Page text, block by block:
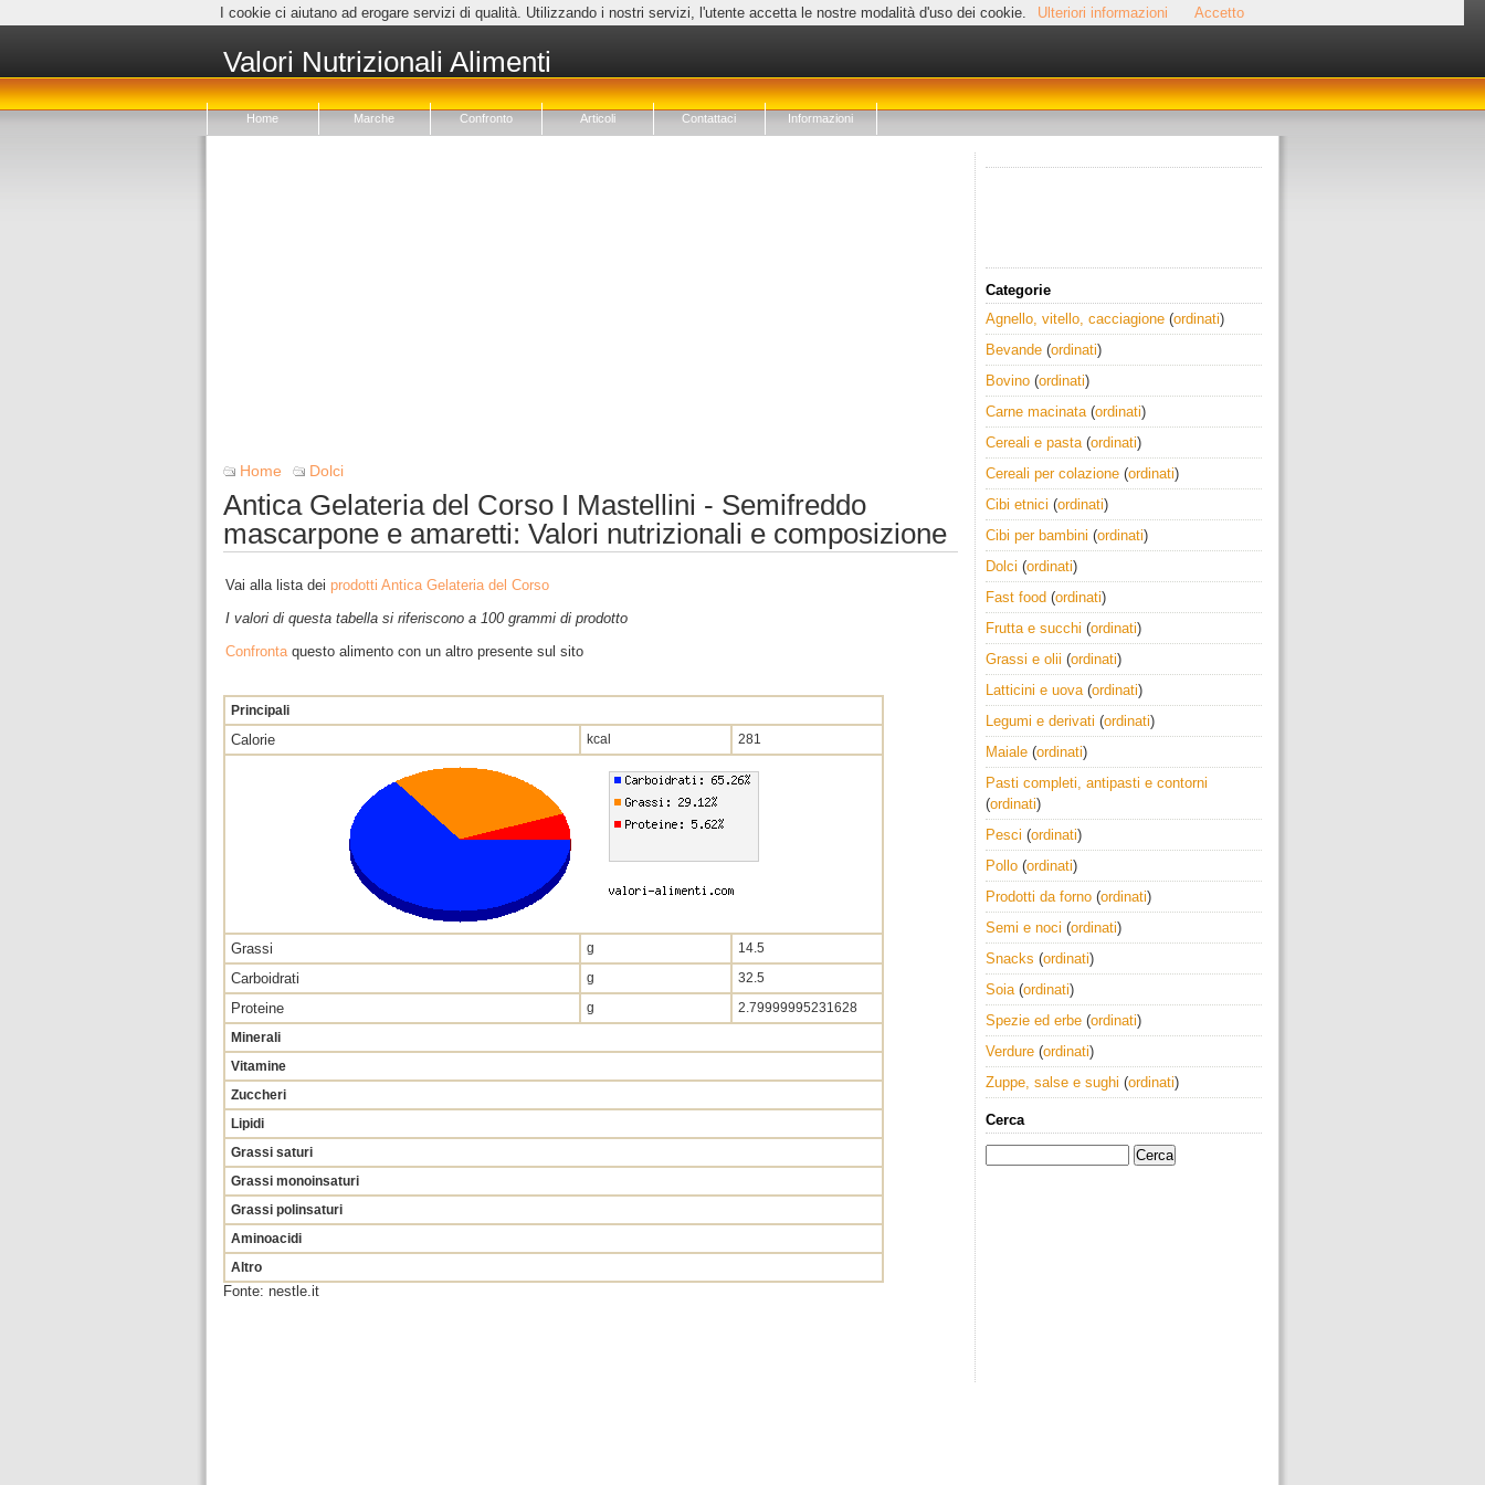
I cookie ci aiutano ad erogare servizi di qualità. Utilizzando i nostri servizi, l'utente accetta le nostre modalità d'uso dei cookie. Ulteriori informazioni Accetto
Valori Nutrizionali Alimenti
Home Marche Confronto Articoli Contattaci Informazioni
Home Dolci
Antica Gelateria del Corso I Mastellini - Semifreddo
mascarpone e amaretti: Valori nutrizionali e composizione
Vai alla lista dei prodotti Antica Gelateria del Corso
I valori di questa tabella si riferiscono a 100 grammi di prodotto
Confrontaquesto alimento con un altro presente sul sito
Principali
Calorie kcal 281
Grassi g 14.5
Carboidrati g 32.5
Proteine g
2.79999995231628
Minerali
Vitamine
Zuccheri
Lipidi
Grassi saturi
Grassi monoinsaturi
Grassi polinsaturi
Aminoacidi
Altro
Fonte: nestle.it
Categorie
Agnello, vitello, cacciagione (ordinati)
Bevande (ordinati)
Bovino (ordinati)
Carne macinata(ordinati)
Cereali e pasta(ordinati)
Cereali per colazione (ordinati)
Cibi etnici (ordinati)
Cibi per bambini (ordinati)
Dolci (ordinati)
Fast food (ordinati)
Frutta e succhi (ordinati)
Grassi e olii (ordinati)
Latticini e uova(ordinati)
Legumi e derivati (ordinati)
Maiale (ordinati)
Pasti completi, antipasti e contorni
(ordinati)
Pesci (ordinati)
Pollo (ordinati)
Prodotti da forno (ordinati)
Semi e noci (ordinati)
Snacks (ordinati)
Soia(ordinati)
Spezie ed erbe (ordinati)
Verdure (ordinati)
Zuppe, salse e sughi (ordinati)
Cerca